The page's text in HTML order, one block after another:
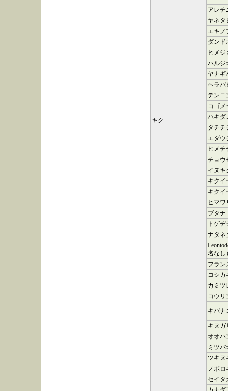
キク
アレチ
ヤネタ
エキノ
ダンド
ヒメジ
ハルジ
ヤナギ
ヘラバ
テンニ
コゴメ
ハキダ
タチチ
エダウ
ヒメチ
チョウ
イヌキ
キクイ
キクイ
ヒマワ
ブタナ
トゲヂ
ナタネ
名なし
フラン
コシカ
カミツ
コウリ
キバナ
キヌガ
オオハ
ミツ
ツキヌ
ノボロ
セイタ